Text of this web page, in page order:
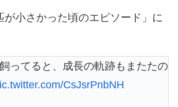
が小さかった頃のエピソード」に
ってると、成長の軌跡もまたたの
CsJsrPnbNH